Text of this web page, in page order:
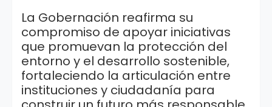
La Gobernación reafirma su
compromiso de apoyar iniciativas
que promuevan la protección del
entorno y el desarrollo sostenible,
fortaleciendo la articulación entre
instituciones y ciudadanía para